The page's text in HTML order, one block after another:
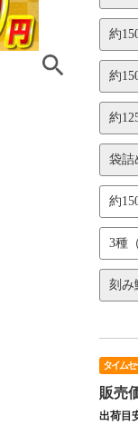
約
約
約
袋詰
約
3種
刻み
タイムセ
販売
出荷目